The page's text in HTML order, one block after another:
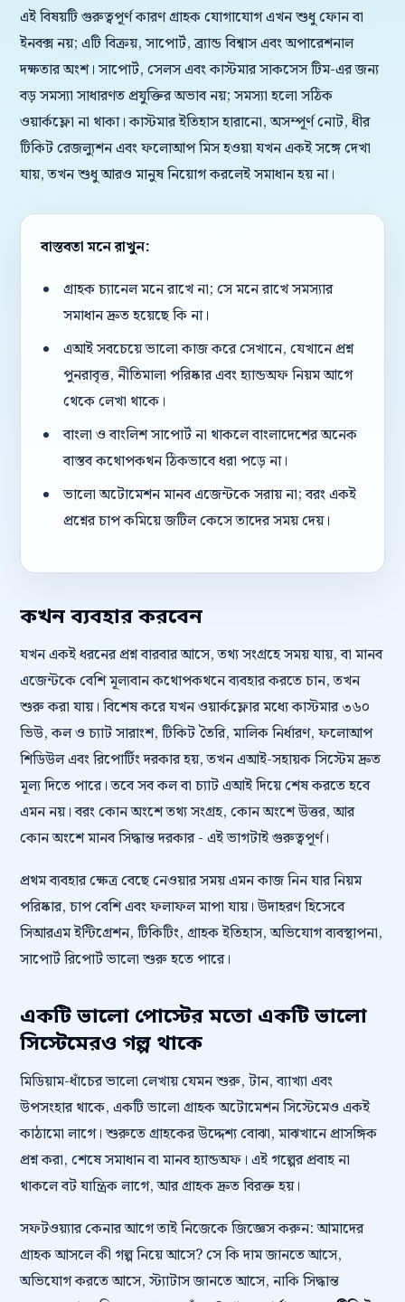
এই বিষয়টি গুরুত্বপূর্ণ কারণ গ্রাহক যোগাযোগ এখন শুধু ফোন বা
ইনবক্স নয়; এটি বিক্রয়, সাপোর্ট, ব্র্যান্ড বিশ্বাস এবং অপারেশনাল
দক্ষতার অংশ। সাপোর্ট, সেলস এবং কাস্টমার সাকসেস টিম-এর জন্য
বড় সমস্যা সাধারণত প্রযুক্তির অভাব নয়; সমস্যা হলো সঠিক
ওয়ার্কফ্লো না থাকা। কাস্টমার ইতিহাস হারানো, অসম্পূর্ণ নোট, ধীর
টিকিট রেজল্যুশন এবং ফলোআপ মিস হওয়া যখন একই সঙ্গে দেখা
যায়, তখন শুধু আরও মানুষ নিয়োগ করলেই সমাধান হয় না।
বাস্তবতা মনে রাখুন:
গ্রাহক চ্যানেল মনে রাখে না; সে মনে রাখে সমস্যার
সমাধান দ্রুত হয়েছে কি না।
এআই সবচেয়ে ভালো কাজ করে সেখানে, যেখানে প্রশ্ন
পুনরাবৃত্ত, নীতিমালা পরিষ্কার এবং হ্যান্ডঅফ নিয়ম আগে
থেকে লেখা থাকে।
বাংলা ও বাংলিশ সাপোর্ট না থাকলে বাংলাদেশের অনেক
বাস্তব কথোপকথন ঠিকভাবে ধরা পড়ে না।
ভালো অটোমেশন মানব এজেন্টকে সরায় না; বরং একই
প্রশ্নের চাপ কমিয়ে জটিল কেসে তাদের সময় দেয়।
কখন ব্যবহার করবেন
যখন একই ধরনের প্রশ্ন বারবার আসে, তথ্য সংগ্রহে সময় যায়, বা মানব
এজেন্টকে বেশি মূল্যবান কথোপকথনে ব্যবহার করতে চান, তখন
শুরু করা যায়। বিশেষ করে যখন ওয়ার্কফ্লোর মধ্যে কাস্টমার ৩৬০
ভিউ, কল ও চ্যাট সারাংশ, টিকিট তৈরি, মালিক নির্ধারণ, ফলোআপ
শিডিউল এবং রিপোর্টিং দরকার হয়, তখন এআই-সহায়ক সিস্টেম দ্রুত
মূল্য দিতে পারে। তবে সব কল বা চ্যাট এআই দিয়ে শেষ করতে হবে
এমন নয়। বরং কোন অংশে তথ্য সংগ্রহ, কোন অংশে উত্তর, আর
কোন অংশে মানব সিদ্ধান্ত দরকার - এই ভাগটাই গুরুত্বপূর্ণ।
প্রথম ব্যবহার ক্ষেত্র বেছে নেওয়ার সময় এমন কাজ নিন যার নিয়ম
পরিষ্কার, চাপ বেশি এবং ফলাফল মাপা যায়। উদাহরণ হিসেবে
সিআরএম ইন্টিগ্রেশন, টিকিটিং, গ্রাহক ইতিহাস, অভিযোগ ব্যবস্থাপনা,
সাপোর্ট রিপোর্ট ভালো শুরু হতে পারে।
একটি ভালো পোস্টের মতো একটি ভালো
সিস্টেমেরও গল্প থাকে
মিডিয়াম-ধাঁচের ভালো লেখায় যেমন শুরু, টান, ব্যাখ্যা এবং
উপসংহার থাকে, একটি ভালো গ্রাহক অটোমেশন সিস্টেমেও একই
কাঠামো লাগে। শুরুতে গ্রাহকের উদ্দেশ্য বোঝা, মাঝখানে প্রাসঙ্গিক
প্রশ্ন করা, শেষে সমাধান বা মানব হ্যান্ডঅফ। এই গল্পের প্রবাহ না
থাকলে বট যান্ত্রিক লাগে, আর গ্রাহক দ্রুত বিরক্ত হয়।
সফটওয়্যার কেনার আগে তাই নিজেকে জিজ্ঞেস করুন: আমাদের
গ্রাহক আসলে কী গল্প নিয়ে আসে? সে কি দাম জানতে আসে,
অভিযোগ করতে আসে, স্ট্যাটাস জানতে আসে, নাকি সিদ্ধান্ত